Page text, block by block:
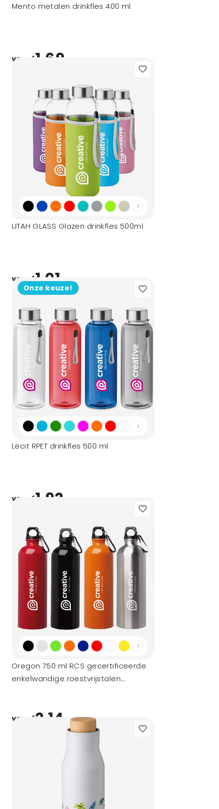
Mento metalen drinkfles 400 ml
vanaf1,69
UTAH GLASS Glazen drinkfles 500ml
vanaf1,01
Onze keuze!
Lecit RPET drinkfles 500 ml
vanaf1,92
Oregon 750 ml RCS gecertificeerde
enkelwandige roestvrijstalen
vanaf2,14